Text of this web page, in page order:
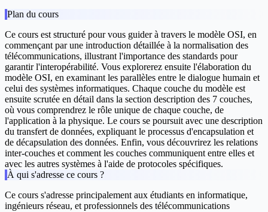
Plan du cours
Ce cours est structuré pour vous guider à travers le modèle OSI, en
commençant par une introduction détaillée à la normalisation des
télécommunications, illustrant l'importance des standards pour
garantir l'interopérabilité. Vous explorerez ensuite l'élaboration du
modèle OSI, en examinant les parallèles entre le dialogue humain et
celui des systèmes informatiques. Chaque couche du modèle est
ensuite scrutée en détail dans la section description des 7 couches,
où vous comprendrez le rôle unique de chaque couche, de
l'application à la physique. Le cours se poursuit avec une description
du transfert de données, expliquant le processus d'encapsulation et
de décapsulation des données. Enfin, vous découvrirez les relations
inter-couches et comment les couches communiquent entre elles et
avec les autres systèmes à l'aide de protocoles spécifiques.
À qui s'adresse ce cours ?
Ce cours s'adresse principalement aux étudiants en informatique,
ingénieurs réseau, et professionnels des télécommunications